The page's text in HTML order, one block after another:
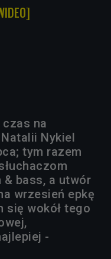
czas na
Nykiel
tym razem
bass, a utwór
wrzesień epkę
się wokół tego
-